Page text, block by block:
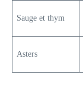
Sauge et thym
Asters